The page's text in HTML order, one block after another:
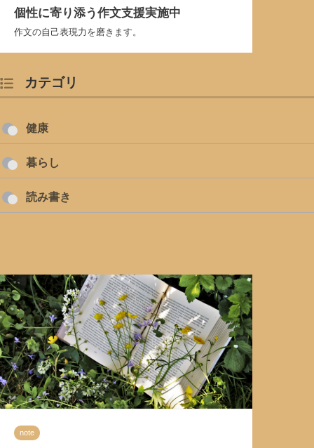
個性に寄り添う作文支援実施中
作文の自己表現力を磨きます。
カテゴリ
健康
暮らし
読み書き
note